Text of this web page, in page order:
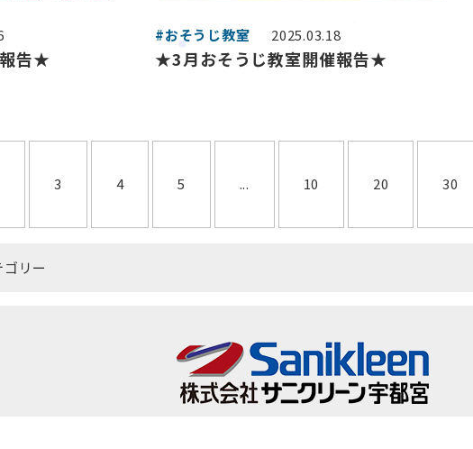
告★
#おそうじ教室 2025.03.18
★3月おそうじ教室開催報告★
3 4 5 ... 10 20 30
ゴリー